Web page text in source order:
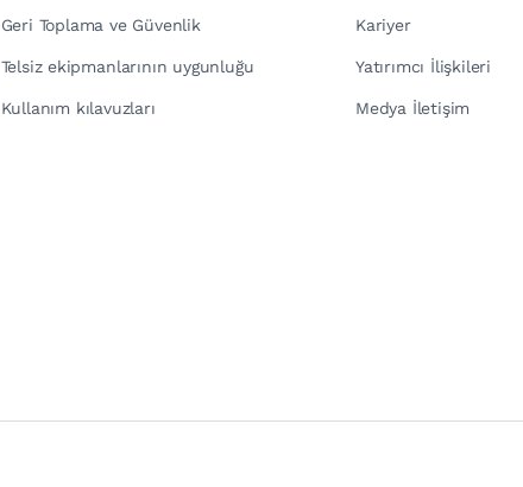
Geri Toplama ve Güvenlik
Telsiz ekipmanlarının uygunluğu
Kullanım kılavuzları
Kariyer
Yatırımcı İlişkileri
Medya İletişim